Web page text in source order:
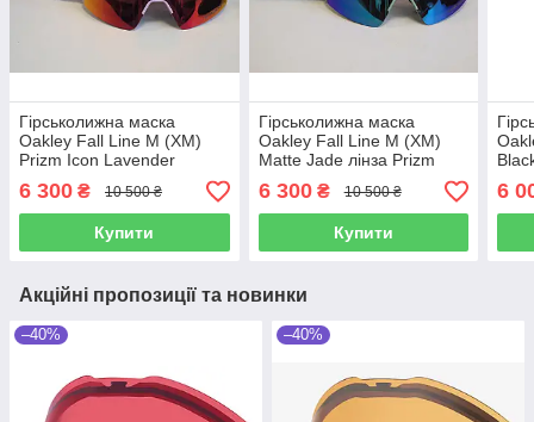
Гірськолижна маска
Oakley Fall Line M (XM)
Prizm Icon Lavender
Rubine лінза Prizm Torch
Iridium
6 300 ₴ 10 500 ₴
Купити
Гірськолижна маска
Oakley Fall Line M (XM)
Matte Jade лінза Prizm
Argon Iridium
6 300₴ 10 500 ₴
Купити
6
Акційні пропозиції та новинки
–40% –40%